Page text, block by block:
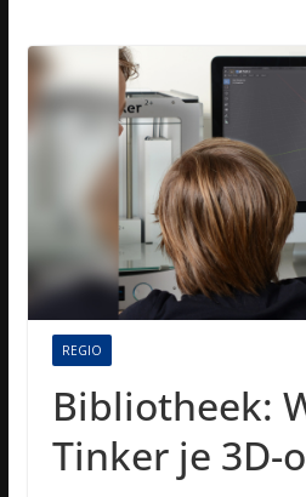
REGIO
Bibliotheek:
Tinker je 3D-